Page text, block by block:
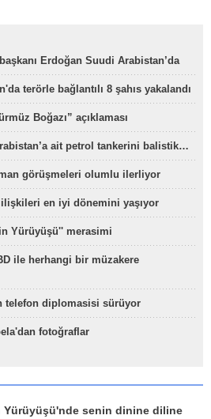
Erdoğan Suudi Arabistan’da
terörle bağlantılı 8 şahıs yakalandı
Boğazı” açıklaması
ait petrol tankerini balistik…
görüşmeleri olumlu ilerliyor
en iyi dönemini yaşıyor
Yürüyüşü'' merasimi
ile herhangi bir müzakere
telefon diplomasisi sürüyor
fotoğraflar
Yürüyüşü'nde senin dinine diline